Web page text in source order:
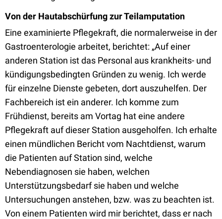
Von der Hautabschürfung zur Teilamputation
Eine examinierte Pflegekraft, die normalerweise in der
Gastroenterologie arbeitet, berichtet: „Auf einer
anderen Station ist das Personal aus krankheits- und
kündigungsbedingten Gründen zu wenig. Ich werde
für einzelne Dienste gebeten, dort auszuhelfen. Der
Fachbereich ist ein anderer. Ich komme zum
Frühdienst, bereits am Vortag hat eine andere
Pflegekraft auf dieser Station ausgeholfen. Ich erhalte
einen mündlichen Bericht vom Nachtdienst, warum
die Patienten auf Station sind, welche
Nebendiagnosen sie haben, welchen
Unterstützungsbedarf sie haben und welche
Untersuchungen anstehen, bzw. was zu beachten ist.
Von einem Patienten wird mir berichtet, dass er nach